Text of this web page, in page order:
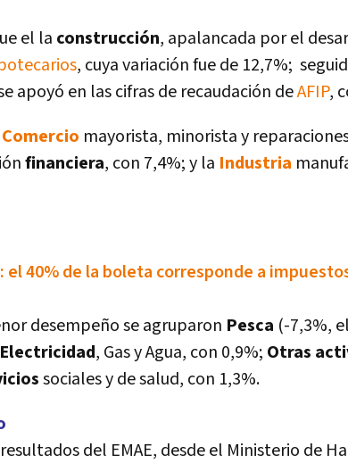
el la construcción, apalancada por el
, cuya variación fue de 12,7%;
apoyó en las cifras de recaudación deAFIP,
Comercio mayorista, minorista y
financiera, con 7,4%; y la Industria
el 40% de la boleta corresponde a
desempeño se agruparon Pesca (-7,3%,
Electricidad, Gas y Agua, con 0,9%; Otras
sociales y de salud, con 1,3%.
del EMAE, desde el Ministerio de